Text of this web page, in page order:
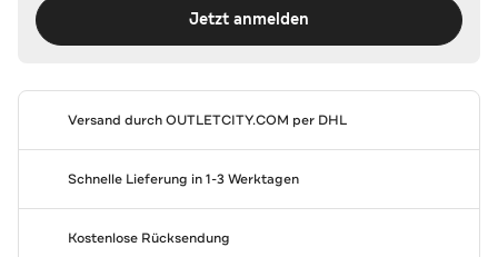
Jetzt anmelden
Versand durchOUTLETCITY.COM per DHL
Schnelle Lieferung in 1-3 Werktagen
Kostenlose Rücksendung